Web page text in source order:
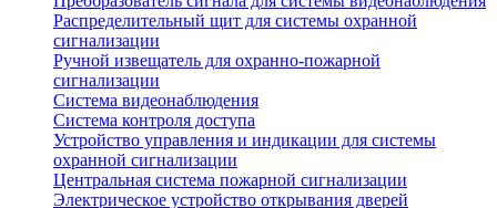
Распределительный щит для системы охранной
сигнализации
Ручной извещатель для охранно-пожарной
сигнализации
Система видеонаблюдения
Система контроля доступа
Устройство управления и индикации для системы
охранной сигнализации
Центральная система пожарной сигнализации
Электрическое устройство открывания дверей